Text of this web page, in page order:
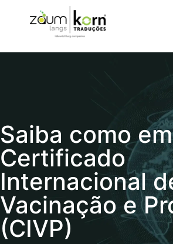
Saiba como
Certificado
Internacional
Vacinação e
(CIVP)